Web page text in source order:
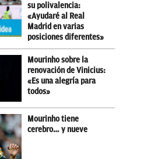
su polivalencia:
«Ayudaré al Real
Madrid en varias
posiciones diferentes»
Mourinho sobre la
renovación de Vinicius:
«Es una alegría para
todos»
Mourinho tiene
cerebro… y nueve